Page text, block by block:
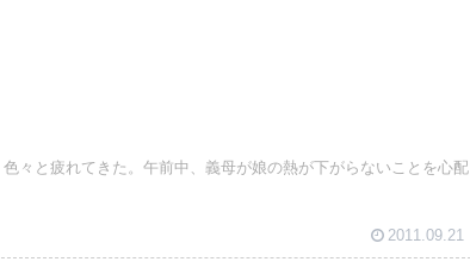
々と疲れてきた。午前中、義母が娘の熱が下がらないことを心配
2011.09.21